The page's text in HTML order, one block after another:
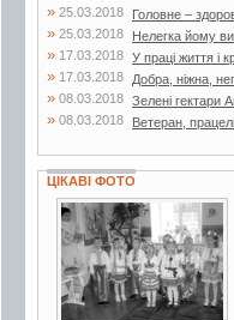
» 25.03.2018 Головне –
» 25.03.2018 Нелегка йому
» 17.03.2018 У праці життя і
» 17.03.2018 Добра, ніжна,
» 08.03.2018 Зелені гектари
» 08.03.2018 Ветеран,
ЦІКАВІ ФОТО
2 фото